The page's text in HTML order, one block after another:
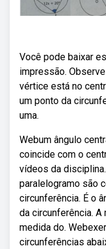
Você pode baixar
impressão.
vértice está no
um ponto da
uma.
Webum ângulo
coincide com o
vídeos da
paralelogramo são
circunferência. É o
da circunferência. A
medida do.
circunferências